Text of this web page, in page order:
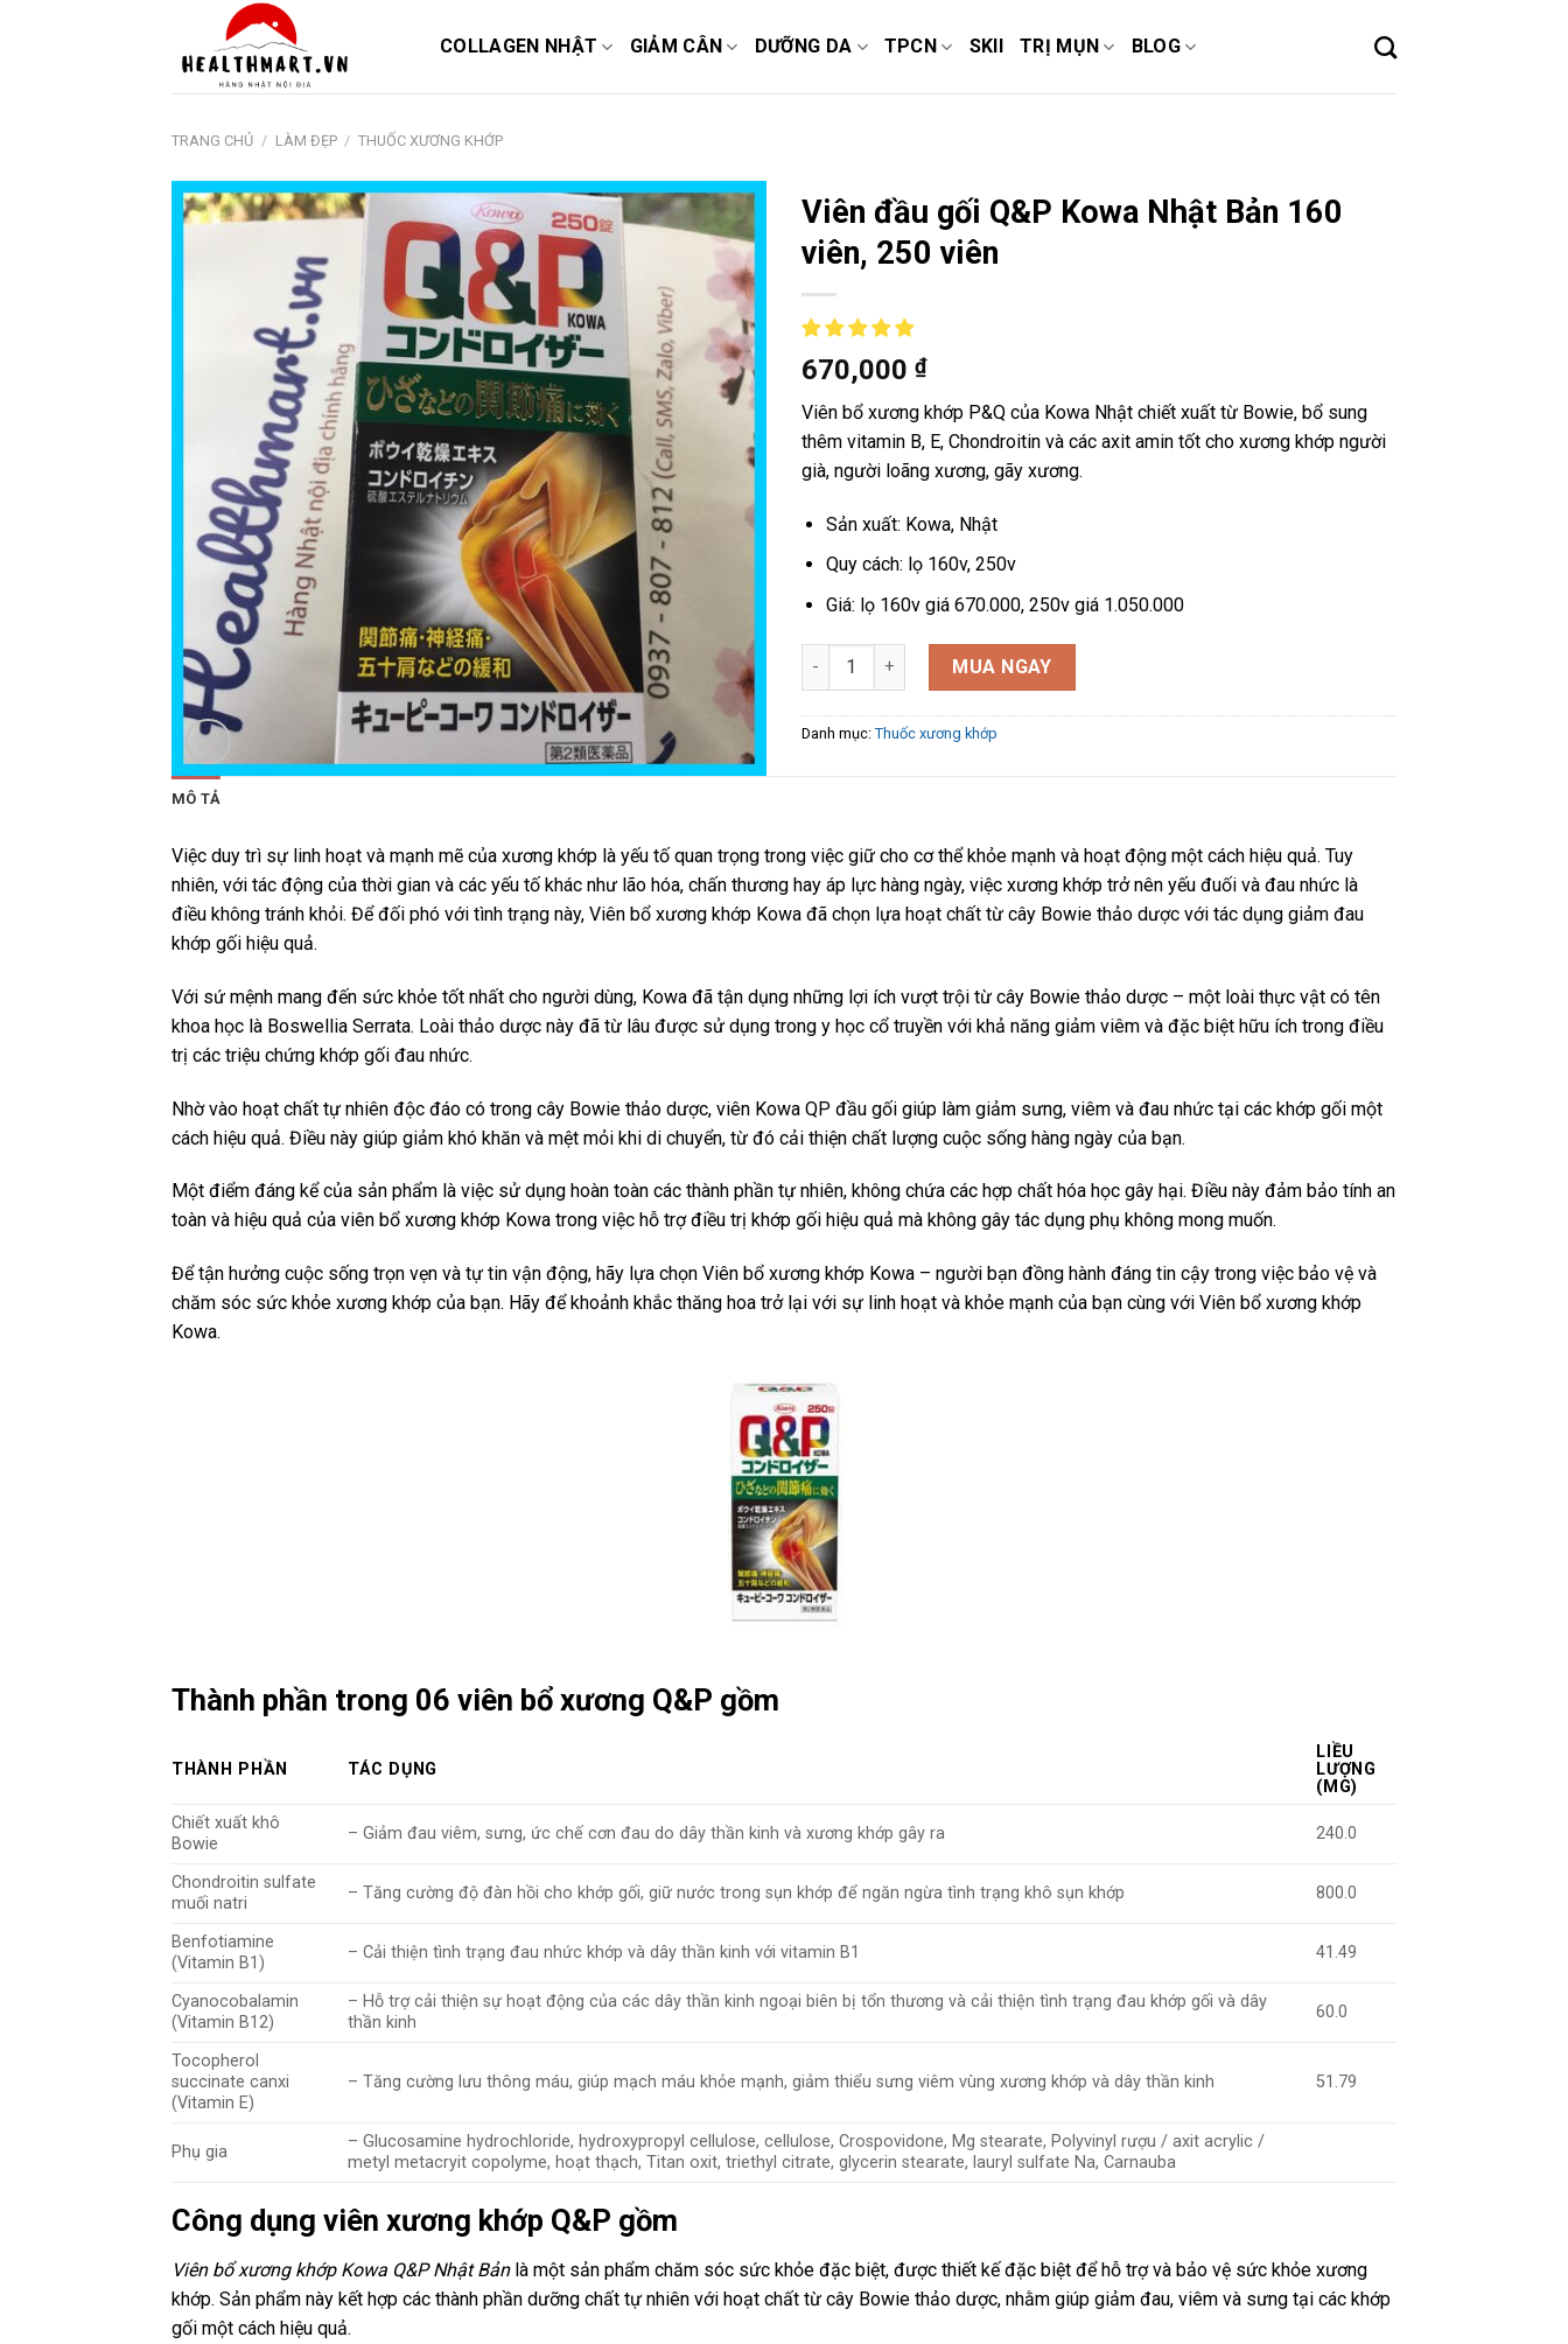
COLLAGEN NHẬT GIẢM CÂN DƯỠNG DA TPCN SKII TRỊ MỤN BLOG
TRANG CHỦ / LÀM ĐẸP / THUỐC XƯƠNG KHỚP
Viên đầu gối Q&P Kowa Nhật Bản 160
viên, 250 viên
670,000 ₫
Viên bổ xương khớp P&Q của Kowa Nhật chiết xuất từ Bowie, bổ sung
thêm vitamin B, E, Chondroitin và các axit amin tốt cho xương khớp người
già, người loãng xương, gãy xương.
Sản xuất: Kowa, Nhật
Quy cách: lọ 160v, 250v
Giá: lọ 160v giá 670.000, 250v giá 1.050.000
Viên đầu gối Q&P Kowa Nhật Bản 160 viên, 250 viên số lượng
MUA NGAY
Danh mục: Thuốc xương khớp
MÔ TẢ
Việc duy trì sự linh hoạt và mạnh mẽ của xương khớp là yếu tố quan trọng trong việc giữ cho cơ thể khỏe mạnh và hoạt động một cách hiệu quả. Tuy
nhiên, với tác động của thời gian và các yếu tố khác như lão hóa, chấn thương hay áp lực hàng ngày, việc xương khớp trở nên yếu đuối và đau nhức là
điều không tránh khỏi. Để đối phó với tình trạng này, Viên bổ xương khớp Kowa đã chọn lựa hoạt chất từ cây Bowie thảo dược với tác dụng giảm đau
khớp gối hiệu quả.
Với sứ mệnh mang đến sức khỏe tốt nhất cho người dùng, Kowa đã tận dụng những lợi ích vượt trội từ cây Bowie thảo dược – một loài thực vật có tên
khoa học là Boswellia Serrata. Loài thảo dược này đã từ lâu được sử dụng trong y học cổ truyền với khả năng giảm viêm và đặc biệt hữu ích trong điều
trị các triệu chứng khớp gối đau nhức.
Nhờ vào hoạt chất tự nhiên độc đáo có trong cây Bowie thảo dược, viên Kowa QP đầu gối giúp làm giảm sưng, viêm và đau nhức tại các khớp gối một
cách hiệu quả. Điều này giúp giảm khó khăn và mệt mỏi khi di chuyển, từ đó cải thiện chất lượng cuộc sống hàng ngày của bạn.
Một điểm đáng kể của sản phẩm là việc sử dụng hoàn toàn các thành phần tự nhiên, không chứa các hợp chất hóa học gây hại. Điều này đảm bảo tính an
toàn và hiệu quả của viên bổ xương khớp Kowa trong việc hỗ trợ điều trị khớp gối hiệu quả mà không gây tác dụng phụ không mong muốn.
Để tận hưởng cuộc sống trọn vẹn và tự tin vận động, hãy lựa chọn Viên bổ xương khớp Kowa – người bạn đồng hành đáng tin cậy trong việc bảo vệ và
chăm sóc sức khỏe xương khớp của bạn. Hãy để khoảnh khắc thăng hoa trở lại với sự linh hoạt và khỏe mạnh của bạn cùng với Viên bổ xương khớp
Kowa.
Thành phần trong 06 viên bổ xương Q&P gồm
THÀNH PHẦN TÁC DỤNG
LIỀU
LƯỢNG
(MG)
Chiết xuất khô
Bowie
– Giảm đau viêm, sưng, ức chế cơn đau do dây thần kinh và xương khớp gây ra 240.0
Chondroitin sulfate
muối natri
– Tăng cường độ đàn hồi cho khớp gối, giữ nước trong sụn khớp để ngăn ngừa tình trạng khô sụn khớp 800.0
Benfotiamine
(Vitamin B1)
– Cải thiện tình trạng đau nhức khớp và dây thần kinh với vitamin B1 41.49
Cyanocobalamin
(Vitamin B12)
– Hỗ trợ cải thiện sự hoạt động của các dây thần kinh ngoại biên bị tổn thương và cải thiện tình trạng đau khớp gối và dây
thần kinh
60.0
Tocopherol
succinate canxi
(Vitamin E)
– Tăng cường lưu thông máu, giúp mạch máu khỏe mạnh, giảm thiểu sưng viêm vùng xương khớp và dây thần kinh 51.79
Phụ gia
– Glucosamine hydrochloride, hydroxypropyl cellulose, cellulose, Crospovidone, Mg stearate, Polyvinyl rượu / axit acrylic /
metyl metacryit copolyme, hoạt thạch, Titan oxit, triethyl citrate, glycerin stearate, lauryl sulfate Na, Carnauba
Công dụng viên xương khớp Q&P gồm
Viên bổ xương khớp Kowa Q&P Nhật Bảnlà một sản phẩm chăm sóc sức khỏe đặc biệt, được thiết kế đặc biệt để hỗ trợ và bảo vệ sức khỏe xương
khớp. Sản phẩm này kết hợp các thành phần dưỡng chất tự nhiên với hoạt chất từ cây Bowie thảo dược, nhằm giúp giảm đau, viêm và sưng tại các khớp
gối một cách hiệu quả.